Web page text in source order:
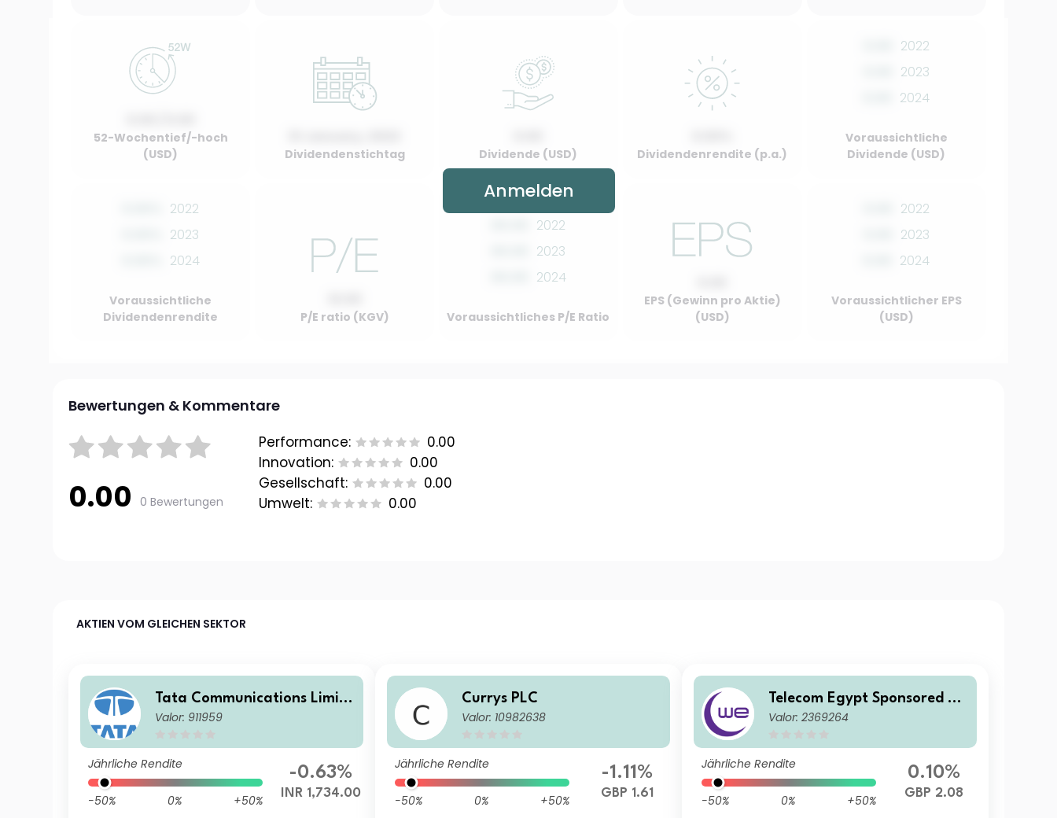
52-Wochentief/-hoch
(USD)
Dividendenstichtag Dividende (USD) Dividendenrendite (p.a.)
2022
2023
2024
Voraussichtliche
Dividende (USD)
2022
2023
2024
Voraussichtliche
Dividendenrendite
P/E ratio (KGV)
2022
2023
2024
Voraussichtliches P/E Ratio
EPS (Gewinn pro Aktie)
(USD)
2022
2023
2024
Voraussichtlicher EPS
(USD)
Anmelden
Bewertungen & Kommentare
0.00 0 Bewertungen
Performance:
0.00
Innovation:
0.00
Gesellschaft:
0.00
Umwelt:
0.00
AKTIEN VOM GLEICHEN SEKTOR
Tata Communications Limite
d
Valor: 911959
Jährliche Rendite
-50% 0%
+50%
-0.63%
INR 1,734.00
Currys PLC
Valor: 10982638
Jährliche Rendite
-50% 0%
+50%
-1.11%
GBP 1.61
Telecom Egypt Sponsored G
DR RegS
Valor: 2369264
Jährliche Rendite
-50% 0%
+50%
0.10%
GBP 2.08